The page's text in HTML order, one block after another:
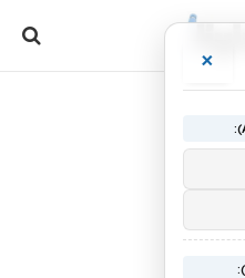
×